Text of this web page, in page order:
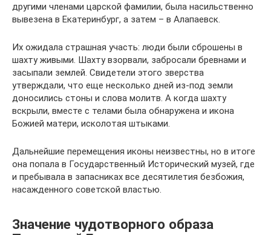
другими членами царской фамилии, была насильственно
вывезена в Екатеринбург, а затем – в Алапаевск.
Их ожидала страшная участь: люди были сброшены в
шахту живыми. Шахту взорвали, забросали бревнами и
засыпали землей. Свидетели этого зверства
утверждали, что еще несколько дней из-под земли
доносились стоны и слова молитв. А когда шахту
вскрыли, вместе с телами была обнаружена и икона
Божией матери, исколотая штыками.
Дальнейшие перемещения иконы неизвестны, но в итоге
она попала в Государственный Исторический музей, где
и пребывала в запасниках все десятилетия безбожия,
насажденного советской властью.
Значение чудотворного образа